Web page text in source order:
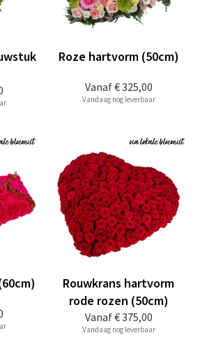
Vanaf€ 325,00
Roze hartvorm (50cm)
Vandaag nog leverbaar
Vanaf€ 375,00
Rouwkrans hartvorm
rode rozen (50cm)
Vandaag nog leverbaar